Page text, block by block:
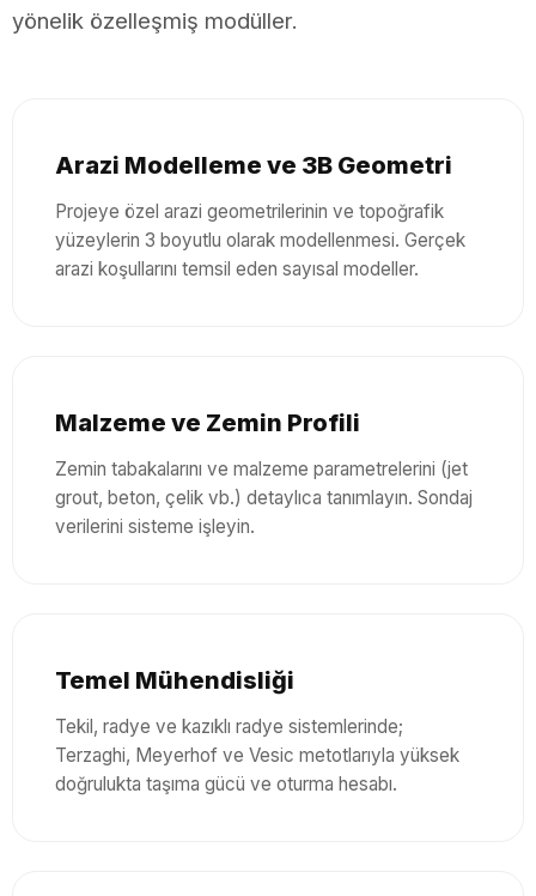
yönelik özelleşmiş modüller.
Arazi Modelleme ve 3B Geometri
Projeye özel arazi geometrilerinin ve topoğrafik
yüzeylerin 3 boyutlu olarak modellenmesi. Gerçek
arazi koşullarını temsil eden sayısal modeller.
Malzeme ve Zemin Profili
Zemin tabakalarını ve malzeme parametrelerini (jet
grout, beton, çelik vb.) detaylıca tanımlayın. Sondaj
verilerini sisteme işleyin.
Temel Mühendisliği
Tekil, radye ve kazıklı radye sistemlerinde;
Terzaghi, Meyerhof ve Vesic metotlarıyla yüksek
doğrulukta taşıma gücü ve oturma hesabı.